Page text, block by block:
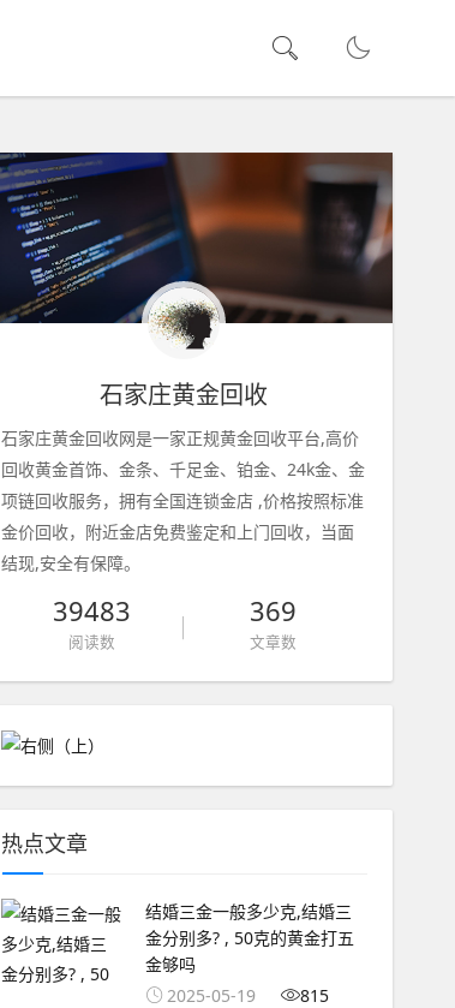
石家庄黄金回收
石家庄黄金回收网是一家正规黄金回收平台,高价
回收黄金首饰、金条、千足金、铂金、24k金、金
项链回收服务，拥有全国连锁金店 ,价格按照标准
金价回收，附近金店免费鉴定和上门回收，当面
结现,安全有保障。
39483
阅读数
369
文章数
热点文章
结婚三金一般多少克,结婚三
金分别多? , 50克的黄金打五
金够吗
2025-05-19
815